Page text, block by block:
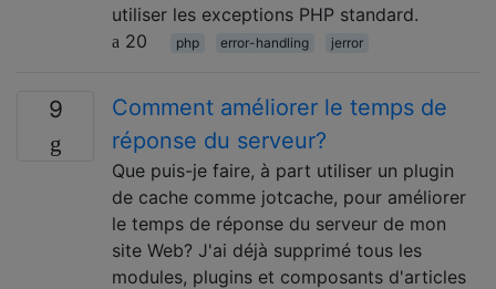
utiliser les exceptions PHP standard.
20
php error-handling jerror
9
Comment améliorer le temps de
réponse du serveur?
Que puis-je faire, à part utiliser un plugin
de cache comme jotcache, pour améliorer
le temps de réponse du serveur de mon
site Web? J'ai déjà supprimé tous les
modules, plugins et composants d'articles